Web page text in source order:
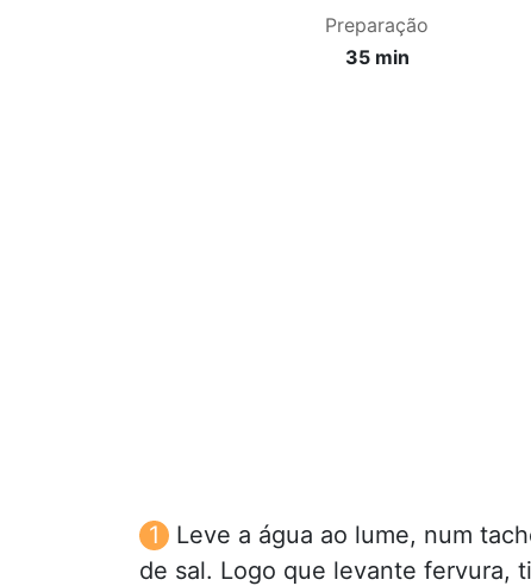
Preparação
35 min
Leve a água ao lume, num
de sal. Logo que levante fervura,